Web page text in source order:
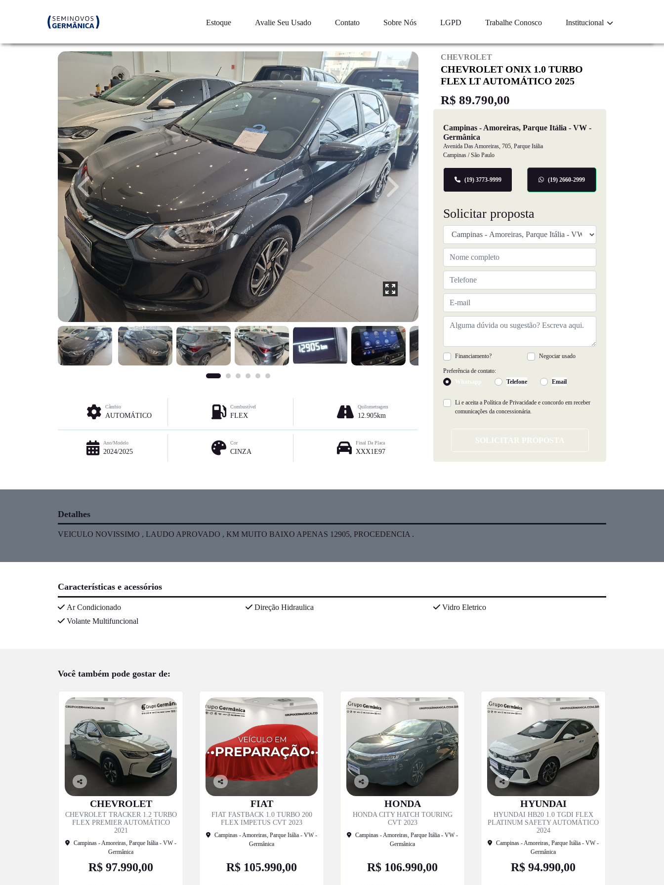
Estoque Avalie Seu Usado Contato Sobre Nós LGPD Trabalhe Conosco Institucional
CHEVROLET
CHEVROLET ONIX 1.0 TURBO
FLEX LT AUTOMÁTICO 2025
R$ 89.790,00
Campinas - Amoreiras, Parque Itália - VW -
Germânica
Avenida Das Amoreiras, 705, Parque Itália
Campinas / São Paulo
(19) 3773-9999 (19) 2660-2999
Solicitar proposta
Financiamento? Negociar usado
Preferência de contato:
Whatsapp
Telefone Email
Li e aceita a Política de Privacidade e concordo em receber
comunicações da concessionária.
SOLICITAR PROPOSTA
Previous Next
Câmbio
AUTOMÁTICO
Combustível
FLEX
Quilometragem
12.905km
Ano/Modelo
2024/2025
Cor
CINZA
Final Da Placa
XXX1E97
Detalhes
VEICULO NOVISSIMO , LAUDO APROVADO , KM MUITO BAIXO APENAS 12905, PROCEDENCIA .
Características e acessórios
Ar Condicionado Direção Hidraulica
Vidro Eletrico
Volante Multifuncional
Você também pode gostar de:
Co
he
CHEVROLET
CHEVROLET TRACKER 1.2 TURBO
FLEX PREMIER AUTOMÁTICO
2021
Campinas - Amoreiras, Parque Itália - VW -
Germânica
R$ 97.990,00
Co
he
FIAT
FIAT FASTBACK 1.0 TURBO 200
FLEX IMPETUS CVT 2023
Campinas - Amoreiras, Parque Itália - VW -
Germânica
R$ 105.990,00
Co
he
HONDA
HONDA CITY HATCH TOURING
CVT 2023
Campinas - Amoreiras, Parque Itália - VW -
Germânica
R$ 106.990,00
Co
he
HYUNDAI
HYUNDAI HB20 1.0 TGDI FLEX
PLATINUM SAFETY AUTOMÁTICO
2024
Campinas - Amoreiras, Parque Itália - VW -
Germânica
R$ 94.990,00